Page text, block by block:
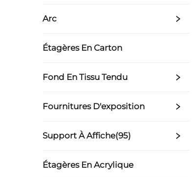
Arc
Étagères En Carton
Fond En Tissu Tendu
Fournitures D'exposition
Support À Affiche(95)
Étagères En Acrylique